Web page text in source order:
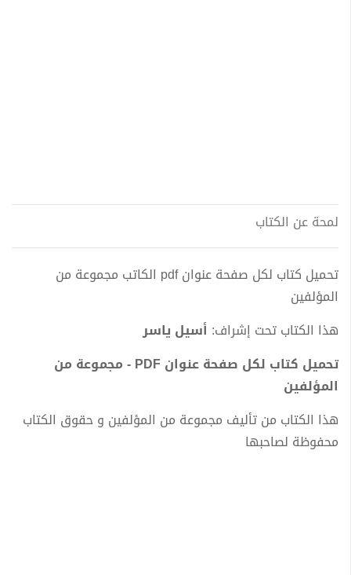
لمحة عن الكتاب
تحميل كتاب لكل صفحة عنوان pdf الكاتب مجموعة من
المؤلفين
هذا الكتاب تحت إشراف: أسيل ياسر
تحميل كتاب لكل صفحة عنوان PDF - مجموعة من
المؤلفين
هذا الكتاب من تأليف مجموعة من المؤلفين و حقوق الكتاب
محفوظة لصاحبها